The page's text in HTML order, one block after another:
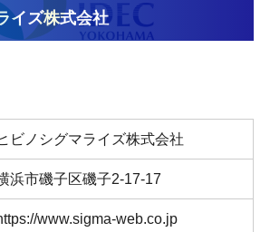
イズ株式会社
ビノシグマライズ株式会社
浜市磯子区磯子2-17-17
www.sigma-web.co.jp